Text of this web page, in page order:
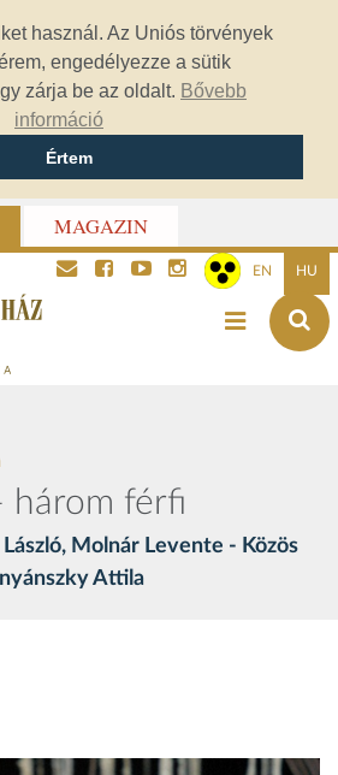
használ. Az Uniós törvények
engedélyezze a sütik
zárja be az oldalt. Bővebb
információ
Értem
MAGAZIN
EN HU
három férfi
Molnár Levente - Közös
Attila